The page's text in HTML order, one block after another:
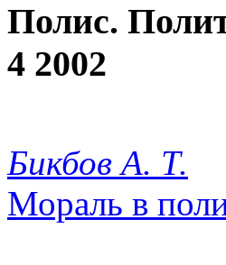
Полис.
4 2002
Бикбов А. Т.
Мораль в